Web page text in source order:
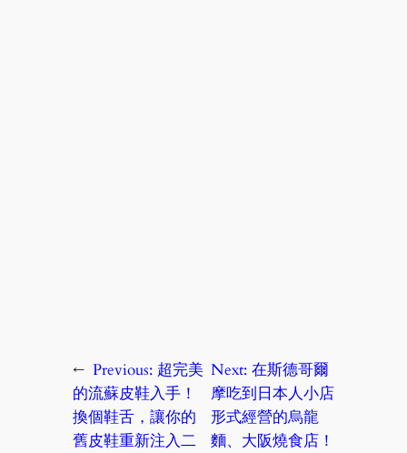
← Previous: 超完美
的流蘇皮鞋入手！
換個鞋舌，讓你的
舊皮鞋重新注入二
Next: 在斯德哥爾
摩吃到日本人小店
形式經營的烏龍
麵、大阪燒食店！